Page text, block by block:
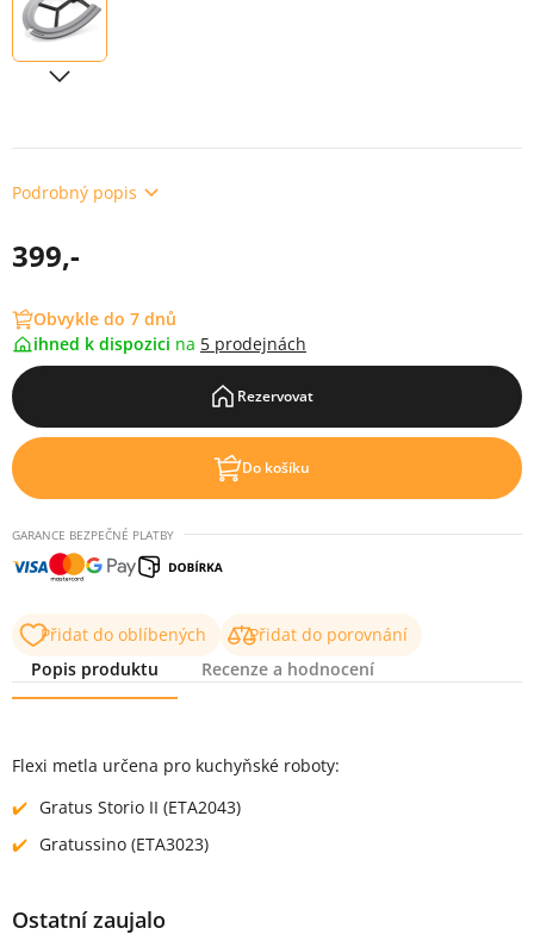
Podrobný popis
399,-
Obvykle do 7 dnů
ihned k dispozici na 5 prodejnách
Rezervovat
Do košíku
GARANCE BEZPEČNÉ PLATBY
Přidat do oblíbených
Přidat do porovnání
Popis produktu
Recenze a hodnocení
Flexi metla určena pro kuchyňské roboty:
Gratus Storio II (ETA2043)
Gratussino (ETA3023)
Ostatní zaujalo